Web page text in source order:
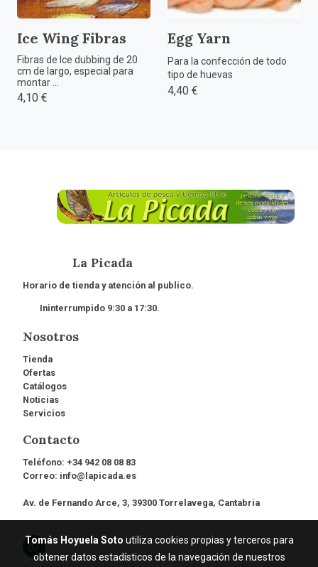
Ice Wing Fibras
Fibras de Ice dubbing de 20
cm de largo, especial para
montar ...
4,10 €
Egg Yarn
Para la confección de todo
tipo de huevas
4,40 €
La Picada
Horario de tienda y atención al publico.
Ininterrumpido 9:30 a 17:30.
Nosotros
Tienda
Ofertas
Catálogos
Noticias
Servicios
Contacto
Teléfono: +34 942 08 08 83
Correo: info@lapicada.es
Av. de Fernando Arce, 3, 39300 Torrelavega, Cantabria
Tomás Hoyuela Soto utiliza cookies propias y terceros para
obtener datos estadísticos de la navegación de nuestros